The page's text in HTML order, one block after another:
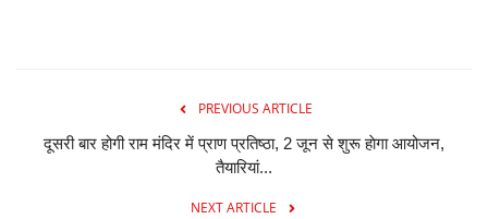
PREVIOUS ARTICLE
दूसरी बार होगी राम मंदिर में प्राण प्रतिष्ठा, 2 जून से शुरू हाेगा आयोजन,
तैयारियां...
NEXT ARTICLE